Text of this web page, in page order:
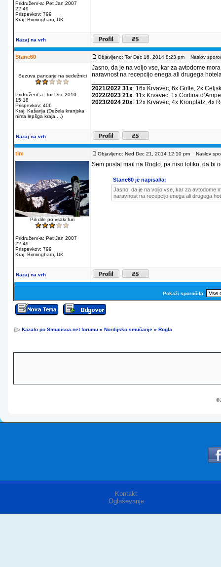
Pridružen/-a: Pet Jan 2007
22:49
Prispevkov: 799
Kraj: Birmingham, UK
Nazaj na vrh
Stane60 Objavljeno: Tor Dec 16, 2014 8:23 pm Naslov
Sezuva pancarje na sedežnici
Pridružen/-a: Tor Dec 2010
15:18
Prispevkov: 406
Kraj: Kašarija (Dežela kranjska
nima lepšga kraja,...)
Jasno, da je na voljo vse, kar za avtodome
naravnost na recepcijo enega ali drugega
2021/2022 31x: 16x Krvavec, 6x Golte, 2x
2022/2023 21x: 11x Krvavec, 1x Cortina
2023/2024 20x: 12x Krvavec, 4x Kronplatz, 4x
Nazaj na vrh
tim Objavljeno: Ned Dec 21, 2014 12:10 pm Naslov
Pili dile po vsaki furi
Pridružen/-a: Pet Jan 2007
22:49
Prispevkov: 799
Kraj: Birmingham, UK
Sem poslal mail na Roglo, pa niso toliko, da bi
Stane60 je napisal/a:
Jasno, da je na voljo vse, kar za avtodome
naravnost na recepcijo enega ali drugega
Nazaj na vrh
Pokaži sporočila:
Kazalo po Smucisca.net forumu » Nordijsko smučanje » Rogla
©
Kontakt
Oglaševanje